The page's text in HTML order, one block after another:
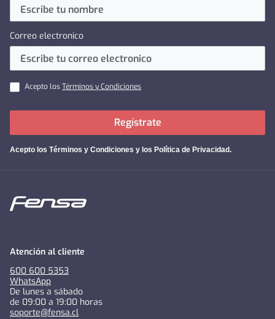
Correo electronico
Acepto losTérminos y Condiciones
Acepto los Términos y Condiciones y los Política de Privacidad.
Regístrate
Atención al cliente
600 600 5353
WhatsApp
De lunes a sábado
de 09:00 a 19:00 horas
soporte@fensa.cl